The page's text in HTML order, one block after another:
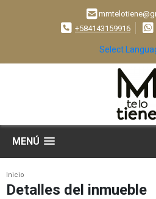
+584143159916
Select
MENÚ
Inicio
Detalles del inmueble